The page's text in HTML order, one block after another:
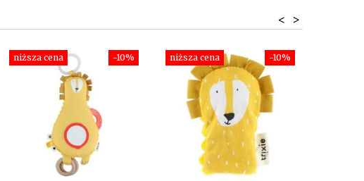
>
<
-10%
niższa cena -10%
niższa cena